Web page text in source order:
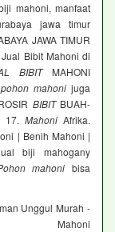
mahoni, manfaat
jawa timur
JAWA TIMUR
Jual Bibit Mahoni di
BIBITMAHONI
pohon mahonijuga
BIBITBUAH-
17.Mahoni Afrika.
| Benih Mahoni |
biji mahogany
mahoni bisa
Unggul Murah -